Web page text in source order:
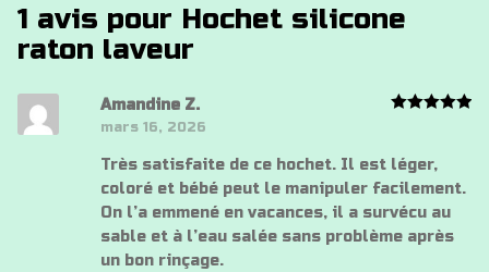
1 avis pour Hochet silicone
raton laveur
Amandine Z.
mars 16, 2026
Très satisfaite de ce hochet. Il est léger,
coloré et bébé peut le manipuler facilement.
On l’a emmené en vacances, il a survécu au
sable et à l’eau salée sans problème après
un bon rinçage.